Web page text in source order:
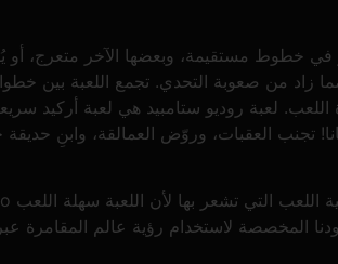
خطوط مستقيمة، وبعضها الآخر متعرج، أو
زاد من صعوبة التحدي. تجمع اللعبة بين
لعبة روديو ستامبيد هي لعبة أركيد
تجنب العقبات، وروّض العمالقة، وابنِ حديقة
المخصصة لاستخدام رؤية عالم المقامرة عبر